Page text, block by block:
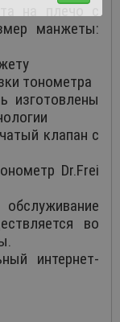
на плечо с
манжеты:
тонометра
изготовлены
клапан с
Dr.Frei
во
интернет-